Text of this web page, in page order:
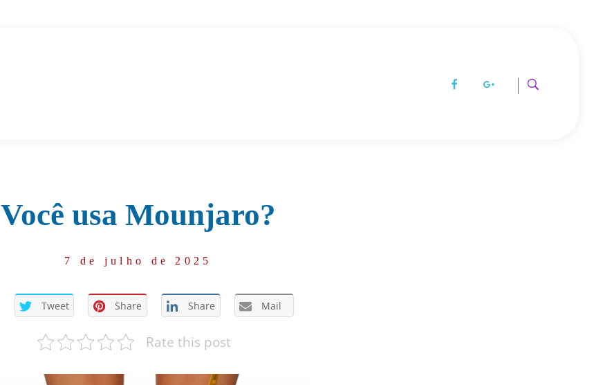
Você usa Mounjaro?
7 de julho de 2025
Tweet Share Share Mail
Rate this post